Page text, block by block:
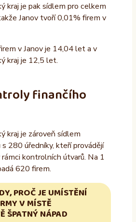
kraj je pak sídlem pro celkem
Janov tvoří 0,01% firem v
v Janov je 14,04 let a v
kraj je 12,5 let.
finančího
kraj je zároveň sídlem
s 280 úředníky, kteří provádějí
kontrolních útvarů. Na 1
620 firem.
PROČ JE UMÍSTĚNÍ
V MÍSTĚ
ŠPATNÝ NÁPAD